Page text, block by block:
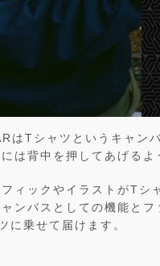
はTシャツというキャン
は背中を押してあげるよ
ィックやイラストがT
ンバスとしての機能と
に乗せて届けます。